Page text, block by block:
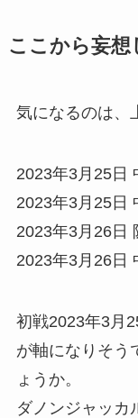
ここから妄想
気になるのは、
2023年3月25日
2023年3月25日
2023年3月26日
2023年3月26日
初戦2023年3月
が軸になりそう
ょうか。
ダノンジャッカ